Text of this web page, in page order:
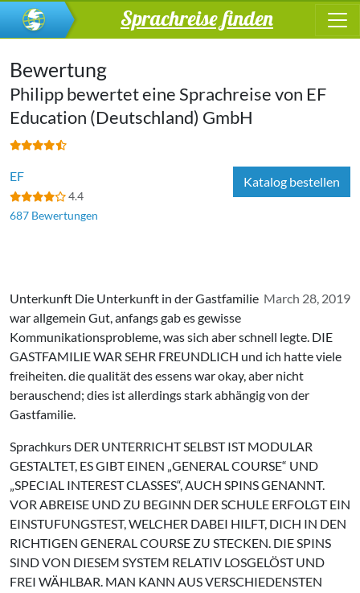
Sprachreise finden
Bewertung
Philipp bewertet eine Sprachreise von EF
Education (Deutschland) GmbH
EF
4.4
687 Bewertungen
Katalog bestellen
March 28, 2019
Unterkunft Die Unterkunft in der Gastfamilie
war allgemein Gut, anfangs gab es gewisse
Kommunikationsprobleme, was sich aber schnell legte. DIE
GASTFAMILIE WAR SEHR FREUNDLICH und ich hatte viele
freiheiten. die qualität des essens war okay, aber nicht
berauschend; dies ist allerdings stark abhängig von der
Gastfamilie.
Sprachkurs DER UNTERRICHT SELBST IST MODULAR
GESTALTET, ES GIBT EINEN „GENERAL COURSE“ UND
„SPECIAL INTEREST CLASSES“, AUCH SPINS GENANNT.
VOR ABREISE UND ZU BEGINN DER SCHULE ERFOLGT EIN
EINSTUFUNGSTEST, WELCHER DABEI HILFT, DICH IN DEN
RICHTIGEN GENERAL COURSE ZU STECKEN. DIE SPINS
SIND VON DIESEM SYSTEM RELATIV LOSGELÖST UND
FREI WÄHLBAR. MAN KANN AUS VERSCHIEDENSTEN